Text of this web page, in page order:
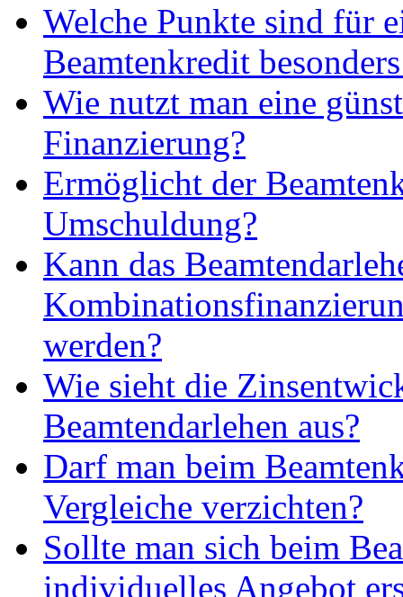
Welche Punkte sind für
Beamtenkredit
Wie nutzt man eine
Finanzierung?
Ermöglicht der
Umschuldung?
Kann das
werden?
Wie sieht die
Beamtendarlehen aus?
Darf man beim
Vergleiche verzichten?
Sollte man sich beim
individuelles Angebot